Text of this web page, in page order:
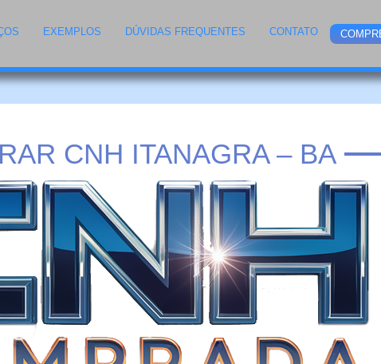
EXEMPLOS DÚVIDAS FREQUENTES CONTATO
CNH ITANAGRA – BA